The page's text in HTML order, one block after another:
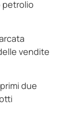
petrolio
vendite
due